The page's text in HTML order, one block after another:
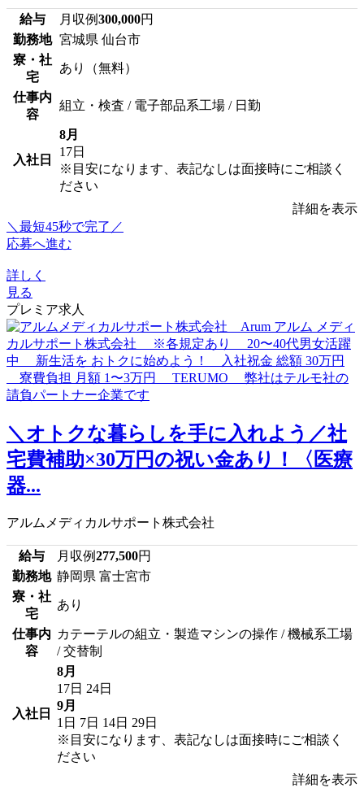
給与 月収例300,000円
勤務地 宮城県 仙台市
寮・社
宅
あり（無料）
仕事内
容
組立・検査 / 電子部品系工場 / 日勤
入社日
8月
17日
※目安になります、表記なしは面接時にご相談く
ださい
詳細を表示
＼最短45秒で完了／
応募へ進む
詳しく
見る
プレミア求人
＼オトクな暮らしを手に入れよう／社
宅費補助×30万円の祝い金あり！〈医療
器...
アルムメディカルサポート株式会社
給与 月収例277,500円
勤務地 静岡県 富士宮市
寮・社
宅
あり
仕事内
容
カテーテルの組立・製造マシンの操作 / 機械系工場
/ 交替制
入社日
8月
17日 24日
9月
1日 7日 14日 29日
※目安になります、表記なしは面接時にご相談く
ださい
詳細を表示